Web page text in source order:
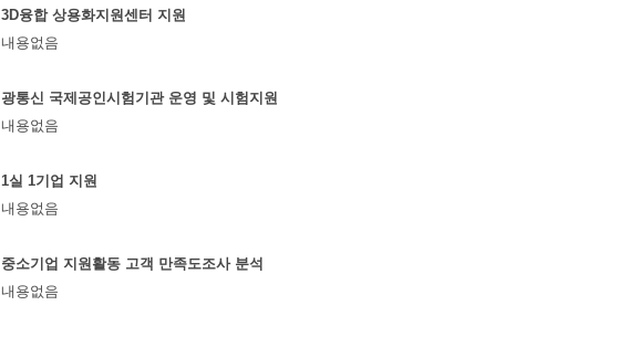
3D융합 상용화지원센터 지원
내용없음
광통신 국제공인시험기관 운영 및 시험지원
내용없음
1실 1기업 지원
내용없음
중소기업 지원활동 고객 만족도조사 분석
내용없음